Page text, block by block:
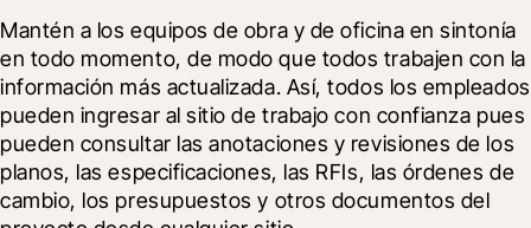
Mantén a los equipos de obra y de oficina en sintonía
en todo momento, de modo que todos trabajen con la
información más actualizada. Así, todos los empleados
pueden ingresar al sitio de trabajo con confianza pues
pueden consultar las anotaciones y revisiones de los
planos, las especificaciones, las RFIs, las órdenes de
cambio, los presupuestos y otros documentos del